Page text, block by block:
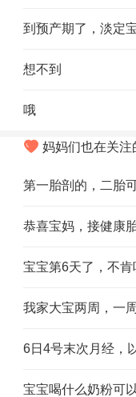
到预产期了，淡定
想不到
哦
妈妈们也在关注
第一胎剖的，二胎
恭喜宝妈，接健康
宝宝第6天了，不肯
6日4号末次月经，
宝宝喝什么奶粉可